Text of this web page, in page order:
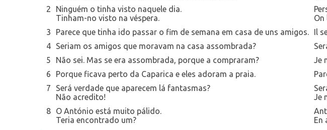
2
Ninguém o tinha visto naquele dia.
Tinham-no visto na véspera.
On
3
Parece que tinha ido passar o fim de semana em casa de uns amigos.
Il
4
Seriam os amigos que moravam na casa assombrada?
5
Não sei. Mas se era assombrada, porque a compraram?
Je
6
Porque ficava perto da Caparica e eles adoram a praia.
7
Será verdade que aparecem lá fantasmas?
Não acredito!
Je
8
O António está muito pálido.
Teria encontrado um?
En